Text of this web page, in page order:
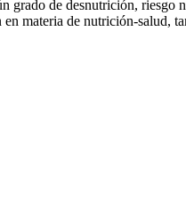
grado de desnutrición, riesgo
materia de nutrición-salud,